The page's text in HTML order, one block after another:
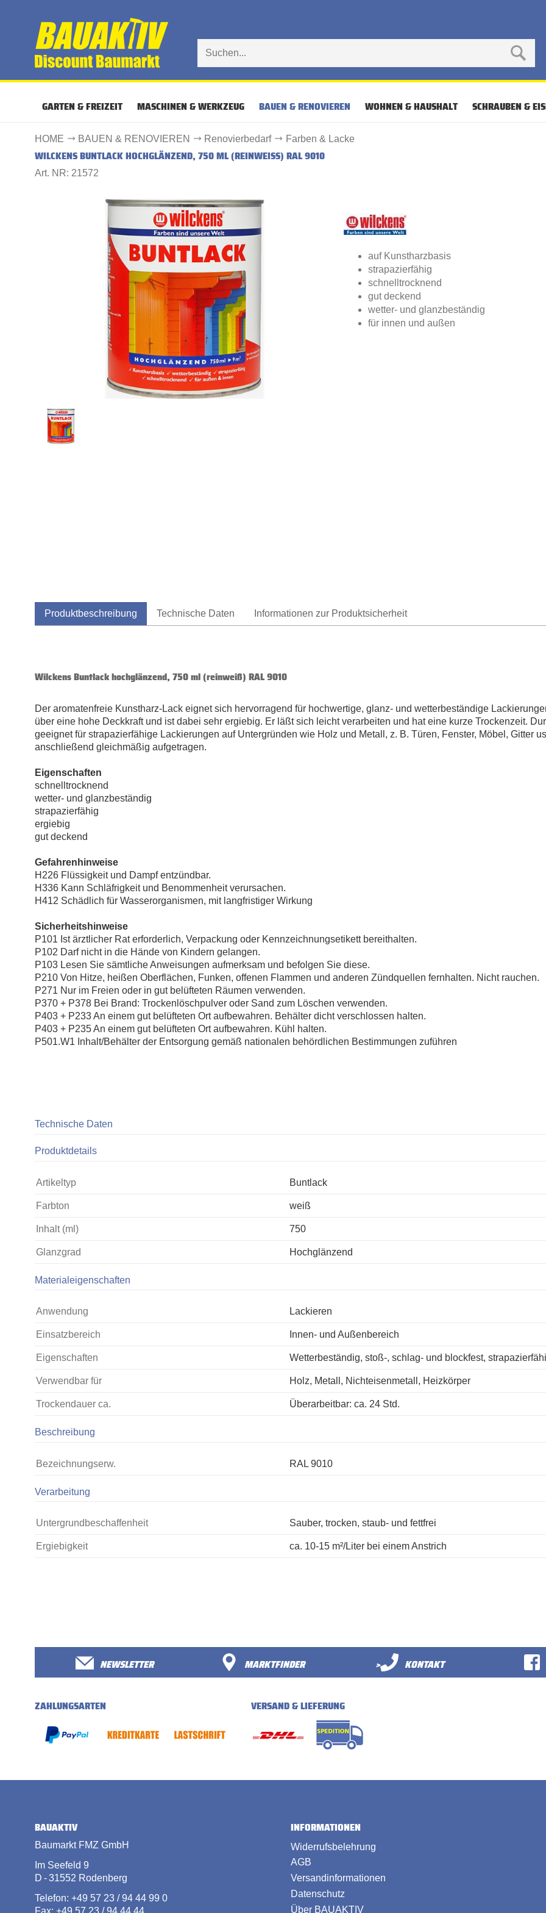
GARTEN & FREIZEIT MASCHINEN & WERKZEUG BAUEN & RENOVIEREN WOHNEN & HAUSHALT SCHRAUBEN &
HOME BAUEN & RENOVIEREN Renovierbedarf Farben & Lacke
WILCKENS BUNTLACK HOCHGLÄNZEND, 750 ML (REINWEISS) RAL 9010
Art. NR: 21572
auf Kunstharzbasis
strapazierfähig
schnelltrocknend
gut deckend
wetter- und glanzbeständig
für innen und außen
Produktbeschreibung Technische Daten Informationen zur Produktsicherheit
Wilckens Buntlack hochglänzend, 750 ml (reinweiß) RAL 9010
Der aromatenfreie Kunstharz-Lack eignet sich hervorragend für hochwertige, glanz- und wetterbeständige
über eine hohe Deckkraft und ist dabei sehr ergiebig. Er läßt sich leicht verarbeiten und hat eine kurze Trockenzeit.
geeignet für strapazierfähige Lackierungen auf Untergründen wie Holz und Metall, z. B. Türen, Fenster, Möbel, Gitter
anschließend gleichmäßig aufgetragen.
Eigenschaften
schnelltrocknend
wetter- und glanzbeständig
strapazierfähig
ergiebig
gut deckend
Gefahrenhinweise
H226 Flüssigkeit und Dampf entzündbar.
H336 Kann Schläfrigkeit und Benommenheit verursachen.
H412 Schädlich für Wasserorganismen, mit langfristiger Wirkung
Sicherheitshinweise
P101 Ist ärztlicher Rat erforderlich, Verpackung oder Kennzeichnungsetikett bereithalten.
P102 Darf nicht in die Hände von Kindern gelangen.
P103 Lesen Sie sämtliche Anweisungen aufmerksam und befolgen Sie diese.
P210 Von Hitze, heißen Oberflächen, Funken, offenen Flammen und anderen Zündquellen fernhalten. Nicht rauchen.
P271 Nur im Freien oder in gut belüfteten Räumen verwenden.
P370 + P378 Bei Brand: Trockenlöschpulver oder Sand zum Löschen verwenden.
P403 + P233 An einem gut belüfteten Ort aufbewahren. Behälter dicht verschlossen halten.
P403 + P235 An einem gut belüfteten Ort aufbewahren. Kühl halten.
P501.W1 Inhalt/Behälter der Entsorgung gemäß nationalen behördlichen Bestimmungen zuführen
Technische Daten
Produktdetails
Artikeltyp Buntlack
Farbton weiß
Inhalt (ml) 750
Glanzgrad Hochglänzend
Materialeigenschaften
Anwendung Lackieren
Einsatzbereich Innen- und Außenbereich
Eigenschaften Wetterbeständig, stoß-, schlag- und blockfest,
Verwendbar für Holz, Metall, Nichteisenmetall, Heizkörper
Trockendauer ca. Überarbeitbar: ca. 24 Std.
Beschreibung
Bezeichnungserw. RAL 9010
Verarbeitung
Untergrundbeschaffenheit Sauber, trocken, staub- und fettfrei
Ergiebigkeit ca. 10-15 m²/Liter bei einem Anstrich
NEWSLETTER MARKTFINDER > KONTAKT
ZAHLUNGSARTEN VERSAND & LIEFERUNG
BAUAKTIV
Baumarkt FMZ GmbH
Im Seefeld 9
D - 31552 Rodenberg
Telefon: +49 57 23 / 94 44 99 0
INFORMATIONEN
Widerrufsbelehrung
AGB
Versandinformationen
Datenschutz
Über BAUAKTIV